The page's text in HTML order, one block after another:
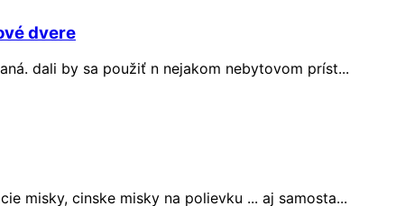
dvere
dali by sa použiť n nejakom nebytovom príst...
misky, cinske misky na polievku ... aj samosta...